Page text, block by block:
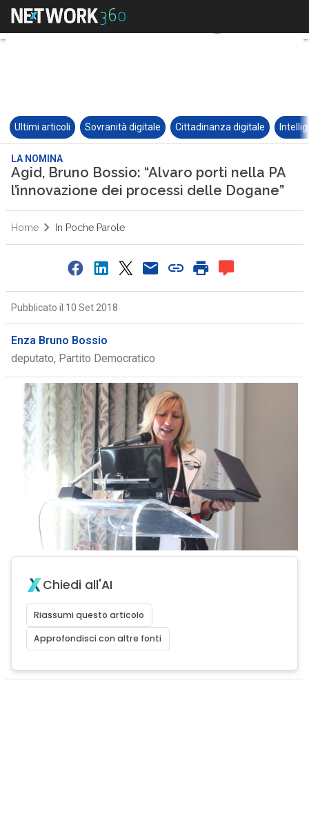
Ultimi articoli Sovranità digitale Cittadinanza digitale
LA NOMINA
Agid, Bruno Bossio: “Alvaro porti nella PA
l’innovazione dei processi delle Dogane”
Home In Poche Parole
Pubblicato il 10 Set 2018
Enza Bruno Bossio
deputato, Partito Democratico
Chiedi all'AI
Riassumi questo articolo
Approfondisci con altre fonti